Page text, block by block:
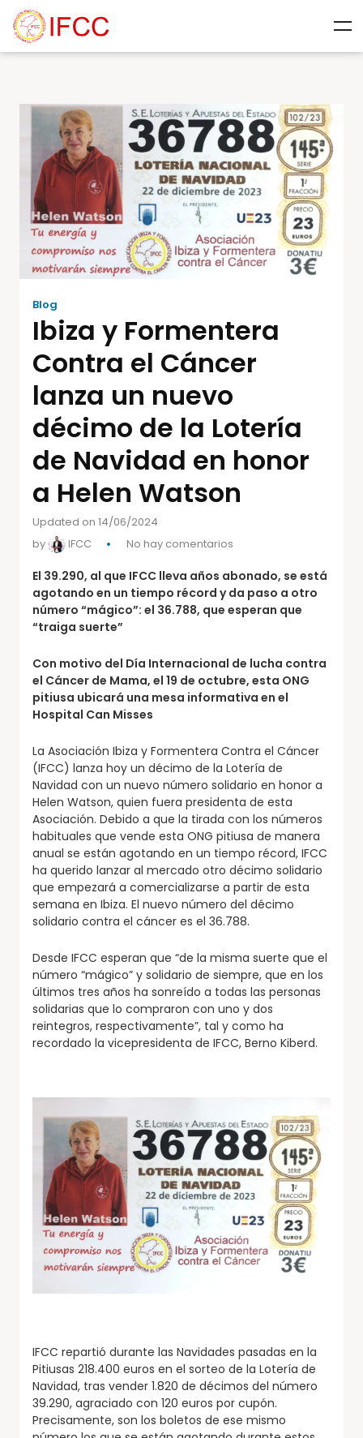
Blog
Ibiza y Formentera
Contra el Cáncer
lanza un nuevo
décimo de la Lotería
de Navidad en honor
a Helen Watson
Updated on 14/06/2024
by
IFCC No hay comentarios
El 39.290, al que IFCC lleva años abonado, se está
agotando en un tiempo récord y da paso a otro
número “mágico”: el 36.788, que esperan que
“traiga suerte”
Con motivo del Día Internacional de lucha contra
el Cáncer de Mama, el 19 de octubre, esta ONG
pitiusa ubicará una mesa informativa en el
Hospital Can Misses
La Asociación Ibiza y Formentera Contra el Cáncer
(IFCC) lanza hoy un décimo de la Lotería de
Navidad con un nuevo número solidario en honor a
Helen Watson, quien fuera presidenta de esta
Asociación. Debido a que la tirada con los números
habituales que vende esta ONG pitiusa de manera
anual se están agotando en un tiempo récord, IFCC
ha querido lanzar al mercado otro décimo solidario
que empezará a comercializarse a partir de esta
semana en Ibiza. El nuevo número del décimo
solidario contra el cáncer es el 36.788.
Desde IFCC esperan que “de la misma suerte que el
número “mágico” y solidario de siempre, que en los
últimos tres años ha sonreído a todas las personas
solidarias que lo compraron con uno y dos
reintegros, respectivamente”, tal y como ha
recordado la vicepresidenta de IFCC, Berno Kiberd.
IFCC repartió durante las Navidades pasadas en la
Pitiusas 218.400 euros en el sorteo de la Lotería de
Navidad, tras vender 1.820 de décimos del número
39.290, agraciado con 120 euros por cupón.
Precisamente, son los boletos de ese mismo